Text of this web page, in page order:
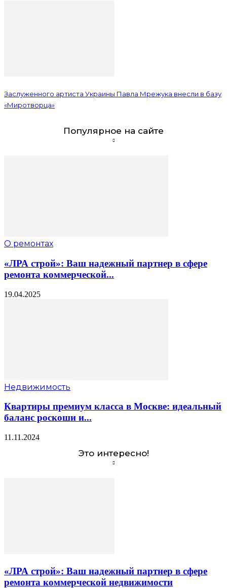
Заслуженного артиста Украины Павла Мрежука внесли в базу
«Миротворца»
Популярное на сайте
О ремонтах
«ЛРА строй»: Ваш надежный партнер в сфере
ремонта коммерческой...
19.04.2025
Недвижимость
Квартиры премиум класса в Москве: идеальный
баланс роскоши и...
11.11.2024
Это интересно!
«ЛРА строй»: Ваш надежный партнер в сфере
ремонта коммерческой недвижимости